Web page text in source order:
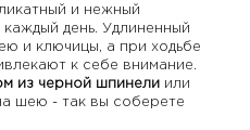
и нежный
день. Удлиненный
и ключицы, а при ходьбе
к себе внимание.
из черной шпинели или
шею - так вы соберете